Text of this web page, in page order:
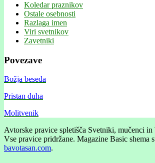
Koledar praznikov
Ostale osebnosti
Razlaga imen
Viri svetnikov
Zavetniki
Povezave
Božja beseda
Pristan duha
Molitvenik
Avtorske pravice spletišča Svetniki, mučenci
Vse pravice pridržane. Magazine Basic shema
bavotasan.com.